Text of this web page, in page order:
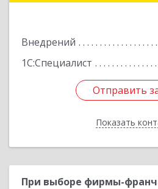
Внедрений
1С:Специалист
Отправить
Показать
Отправить
Назад
При выборе фирмы-